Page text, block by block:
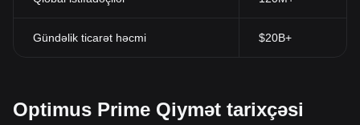
Gündəlik ticarət həcmi $20B+
Optimus Prime Qiymət tarixçəsi